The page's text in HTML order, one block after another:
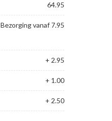
64.95
Bezorging vanaf 7.95
+ 2.95
+ 1.00
+ 2.50